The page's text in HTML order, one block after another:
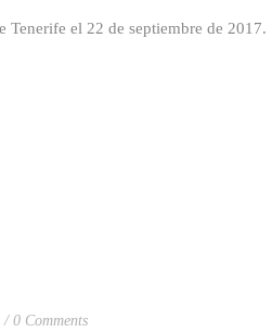
el 22 de septiembre de 2017.
0 Comments